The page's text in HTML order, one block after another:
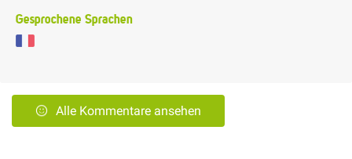
Gesprochene Sprachen
Alle Kommentare ansehen